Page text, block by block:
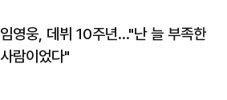
임영웅, 데뷔 10주년…"난 늘 부족한
사람이었다"